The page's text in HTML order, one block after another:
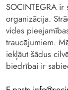
SOCINTEGRA
organizācija.
vides
traucējumiem.
iekļāut šādus
biedrībai ir